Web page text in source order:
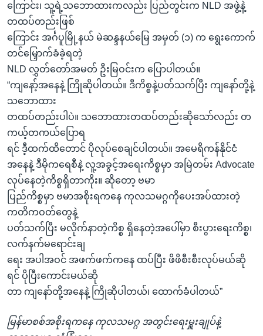
ကြောင်း၊ သူ့ရဲ့သဘောထားကလည်း ပြည်တွင်းက NLD အဖွဲ့နဲ့
တထပ်တည်းဖြစ်
ကြောင်း အင်္ဂပူမြို့နယ် မဲဆန္ဒနယ်မြေ အမှတ် (၁) က ရွေးကောက်
တင်မြှောက်ခံခဲ့ရတဲ့
NLD လွှတ်တော်အမတ် ဦးမြဝင်းက ပြောပါတယ်။
“ကျနော့်အနေနဲ့ ကြိုဆိုပါတယ်။ ဒီကိစ္စနဲ့ပတ်သက်ပြီး ကျနော်တို့နဲ့
သဘောထား
တထပ်တည်းပါပဲ။ သဘောထားတထပ်တည်းဆိုသော်လည်း တ
ကယ့်တကယ်ပြောရ
ရင် ဒီ့ထက်ထိတောင် ပိုလုပ်စေချင်ပါတယ်။ အမေရိကန်နိုင်ငံ
အနေနဲ့ ဒီမိုကရေစီနဲ့ လူ့အခွင့်အရေးကိစ္စမှာ အမြဲတမ်း Advocate
လုပ်နေတဲ့ကိစ္စရှိတာကိုး။ ဆိုတော့ ဗမာ
ပြည်ကိစ္စမှာ ဗမာအစိုးရကနေ ကုလသမဂ္ဂကိုပေးအပ်ထားတဲ့
ကတိကဝတ်တွေနဲ့
ပတ်သက်ပြီး မလိုက်နာတဲ့ကိစ္စ ရှိနေတဲ့အပေါ်မှာ စီးပွားရေးကိစ္စ၊
လက်နက်မရောင်းချ
ရေး အပါအဝင် အဖက်ဖက်ကနေ ထပ်ပြီး ဖိဖိစီးစီးလုပ်မယ်ဆို
ရင် ပိုပြီးကောင်းမယ်ဆို
တာ ကျနော်တို့အနေနဲ့ ကြိုဆိုပါတယ်၊ ထောက်ခံပါတယ်”
မြန်မာစစ်အစိုးရကနေ ကုလသမဂ္ဂ အတွင်းရေးမှူးချုပ်နဲ့